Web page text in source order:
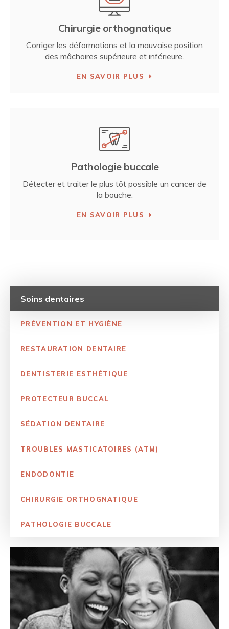
Chirurgie orthognatique
Corriger les déformations et la mauvaise position
des mâchoires supérieure et inférieure.
EN SAVOIR PLUS
Pathologie buccale
Détecter et traiter le plus tôt possible un cancer de
la bouche.
EN SAVOIR PLUS
Soins dentaires
PRÉVENTION ET HYGIÈNE
RESTAURATION DENTAIRE
DENTISTERIE ESTHÉTIQUE
PROTECTEUR BUCCAL
SÉDATION DENTAIRE
TROUBLES MASTICATOIRES (ATM)
ENDODONTIE
CHIRURGIE ORTHOGNATIQUE
PATHOLOGIE BUCCALE